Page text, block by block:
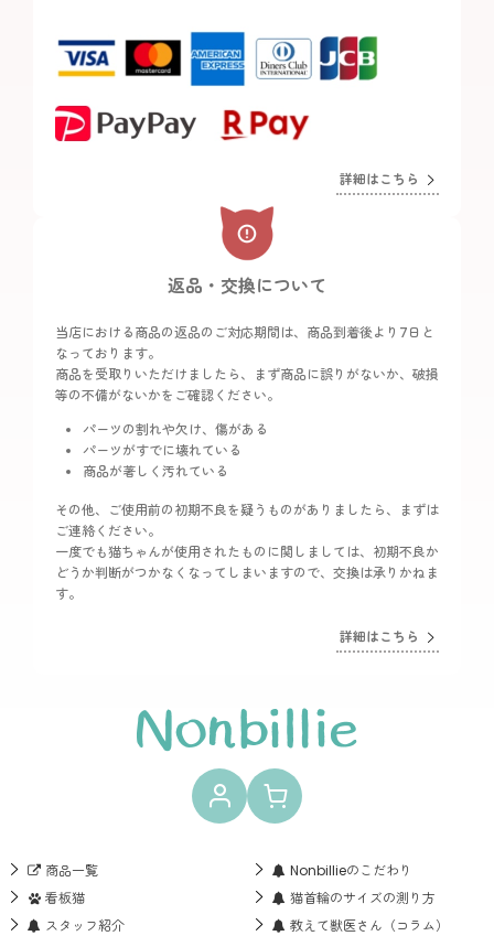
詳細はこちら
返品・交換について
当店における商品の返品のご対応期間は、商品到着後より7日と
なっております。
商品を受取りいただけましたら、まず商品に誤りがないか、破損
等の不備がないかをご確認ください。
パーツの割れや欠け、傷がある
パーツがすでに壊れている
商品が著しく汚れている
その他、ご使用前の初期不良を疑うものがありましたら、まずは
ご連絡ください。
一度でも猫ちゃんが使用されたものに関しましては、初期不良か
どうか判断がつかなくなってしまいますので、交換は承りかねま
す。
詳細はこちら
商品一覧
Nonbillieのこだわり
看板猫
猫首輪のサイズの測り方
スタッフ紹介
教えて獣医さん（コラム）